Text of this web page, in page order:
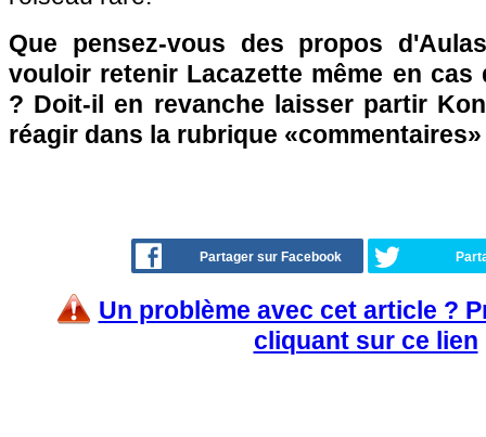
Que pensez-vous des propos
vouloir retenir Lacazette même en cas
? Doit-il en revanche laisser partir
réagir dans la rubrique
Partager sur Facebook
Un problème avec cet article ?
cliquant sur ce lien